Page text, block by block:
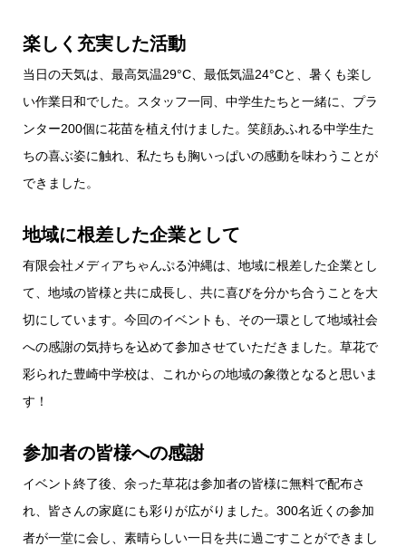
楽しく充実した活動
当日の天気は、最高気温29°C、最低気温24°Cと、暑くも楽し
い作業日和でした。スタッフ一同、中学生たちと一緒に、プラ
ンター200個に花苗を植え付けました。笑顔あふれる中学生た
ちの喜ぶ姿に触れ、私たちも胸いっぱいの感動を味わうことが
できました。
地域に根差した企業として
有限会社メディアちゃんぷる沖縄は、地域に根差した企業とし
て、地域の皆様と共に成長し、共に喜びを分かち合うことを大
切にしています。今回のイベントも、その一環として地域社会
への感謝の気持ちを込めて参加させていただきました。草花で
彩られた豊崎中学校は、これからの地域の象徴となると思いま
す！
参加者の皆様への感謝
イベント終了後、余った草花は参加者の皆様に無料で配布さ
れ、皆さんの家庭にも彩りが広がりました。300名近くの参加
者が一堂に会し、素晴らしい一日を共に過ごすことができまし